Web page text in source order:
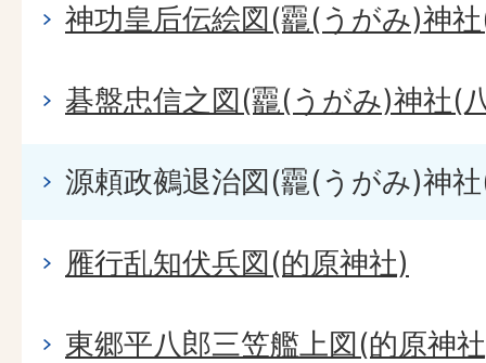
神功皇后伝絵図(龗(うがみ)神
碁盤忠信之図(龗(うがみ)神社(
源頼政鵺退治図(龗(うがみ)神
雁行乱知伏兵図(的原神社)
東郷平八郎三笠艦上図(的原神